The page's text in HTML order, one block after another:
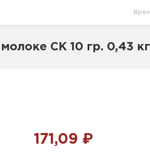
СК 10 гр. 0,43
171,09 ₽